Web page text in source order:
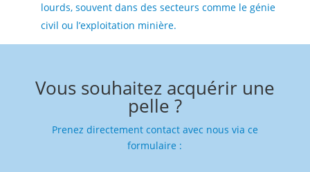
lourds, souvent dans des secteurs comme le génie
civil ou l’exploitation minière.
Vous souhaitez acquérir une
pelle ?
Prenez directement contact avec nous via ce
formulaire :